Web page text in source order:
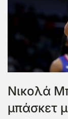
Νικολά
μπάσκετ